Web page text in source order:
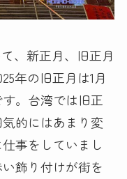
、新正月、旧正月
年の旧正月は1月
。台湾では旧正
的にはあまり変
事をしていまし
飾り付けが街を